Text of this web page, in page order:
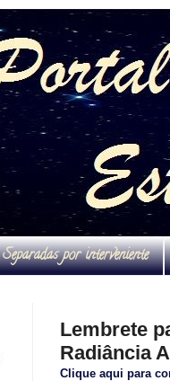
Separadas por interveniente
Lembrete
Radiância
Clique aqui para